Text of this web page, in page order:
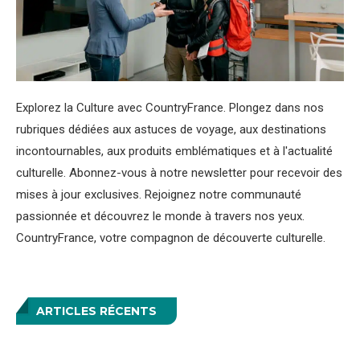
Explorez la Culture avec CountryFrance. Plongez dans nos
rubriques dédiées aux astuces de voyage, aux destinations
incontournables, aux produits emblématiques et à l'actualité
culturelle. Abonnez-vous à notre newsletter pour recevoir des
mises à jour exclusives. Rejoignez notre communauté
passionnée et découvrez le monde à travers nos yeux.
CountryFrance, votre compagnon de découverte culturelle.
ARTICLES RÉCENTS